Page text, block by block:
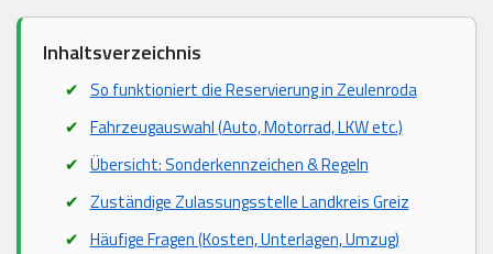
Inhaltsverzeichnis
So funktioniert die Reservierung in Zeulenroda
Fahrzeugauswahl (Auto, Motorrad, LKW etc.)
Übersicht: Sonderkennzeichen & Regeln
Zuständige Zulassungsstelle Landkreis Greiz
Häufige Fragen (Kosten, Unterlagen, Umzug)